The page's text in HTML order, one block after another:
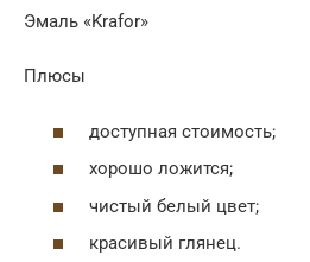
Эмаль «Krafor»
Плюсы
доступная стоимость;
хорошо ложится;
чистый белый цвет;
красивый глянец.